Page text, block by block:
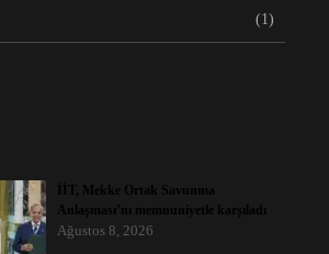
(1)
İİT, Mekke Ortak Savunma
Anlaşması’nı memnuniyetle karşıladı
Ağustos 8, 2026